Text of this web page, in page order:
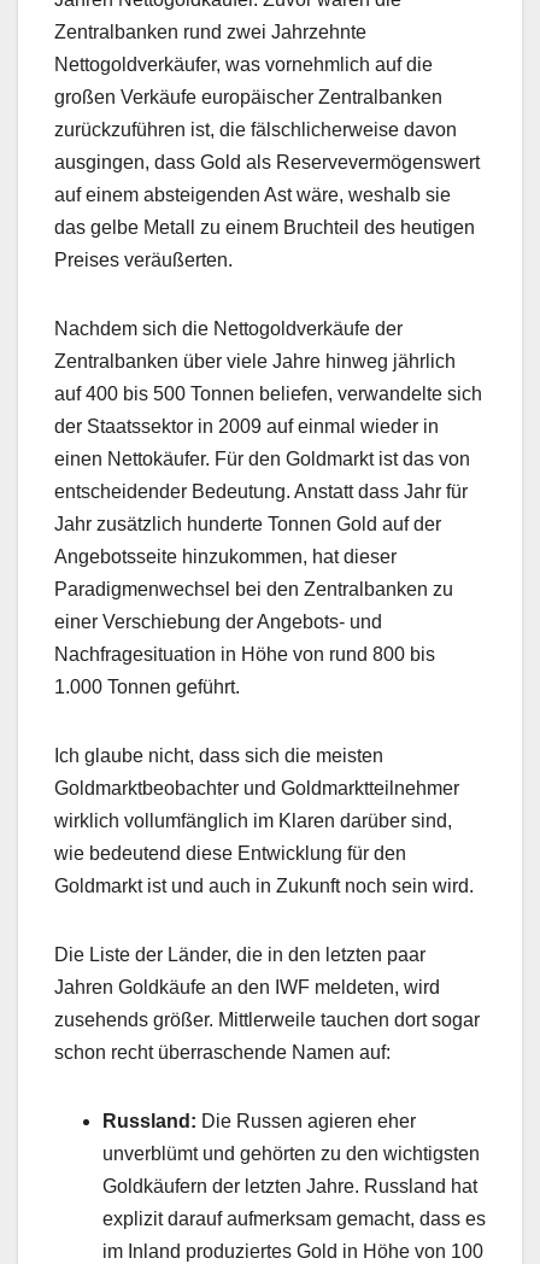
Zentralbanken rund zwei Jahrzehnte
Nettogoldverkäufer, was vornehmlich auf die
großen Verkäufe europäischer Zentralbanken
zurückzuführen ist, die fälschlicherweise davon
ausgingen, dass Gold als Reservevermögenswert
auf einem absteigenden Ast wäre, weshalb sie
das gelbe Metall zu einem Bruchteil des heutigen
Preises veräußerten.
Nachdem sich die Nettogoldverkäufe der
Zentralbanken über viele Jahre hinweg jährlich
auf 400 bis 500 Tonnen beliefen, verwandelte sich
der Staatssektor in 2009 auf einmal wieder in
einen Nettokäufer. Für den Goldmarkt ist das von
entscheidender Bedeutung. Anstatt dass Jahr für
Jahr zusätzlich hunderte Tonnen Gold auf der
Angebotsseite hinzukommen, hat dieser
Paradigmenwechsel bei den Zentralbanken zu
einer Verschiebung der Angebots- und
Nachfragesituation in Höhe von rund 800 bis
1.000 Tonnen geführt.
Ich glaube nicht, dass sich die meisten
Goldmarktbeobachter und Goldmarktteilnehmer
wirklich vollumfänglich im Klaren darüber sind,
wie bedeutend diese Entwicklung für den
Goldmarkt ist und auch in Zukunft noch sein wird.
Die Liste der Länder, die in den letzten paar
Jahren Goldkäufe an den IWF meldeten, wird
zusehends größer. Mittlerweile tauchen dort sogar
schon recht überraschende Namen auf:
Russland: Die Russen agieren eher
unverblümt und gehörten zu den wichtigsten
Goldkäufern der letzten Jahre. Russland hat
explizit darauf aufmerksam gemacht, dass es
im Inland produziertes Gold in Höhe von 100